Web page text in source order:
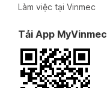
Làm việc tại Vinmec
Tải App MyVinmec